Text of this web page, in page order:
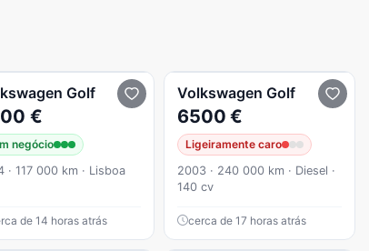
Golf
€
negócio
· 117 000 km · Lisboa
de 14 horas atrás
Volkswagen Golf
6500 €
Ligeiramente caro
2003 · 240 000 km · Diesel ·
140 cv
cerca de 17 horas atrás